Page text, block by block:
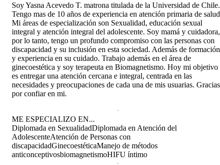
Soy Yasna Acevedo T. matrona titulada de la Universidad de Chile.
Tengo mas de 10 años de experiencia en atención primaria de
Mi áreas de especialización son Sexualidad, educación sexual
integral y atención integral del adolescente. Soy mamá y cuidadora,
por lo tanto, tengo un profundo compromiso con las personas con
discapacidad y su inclusión en esta sociedad. Además de formación
y experiencia en su cuidado. Trabajo además en el área de
ginecoestética y soy terapeuta en Biomagnetismo. Hoy mi objetivo
es entregar una atención cercana e integral, centrada en las
necesidades y preocupaciones de cada una de mis usuarias. Gracias
por confiar en mi.
ME ESPECIALIZO EN...
Diplomada en SexualidadDiplomada en Atención del
AdolescenteAtención de Personas con
discapacidadGinecoestéticaManejo de métodos
anticonceptivosbiomagnetismoHIFU íntimo